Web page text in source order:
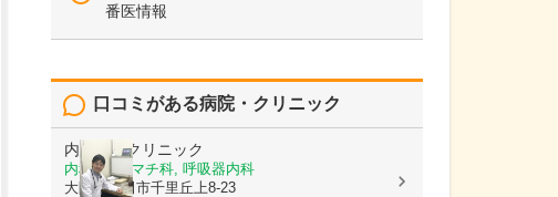
番医情報
口コミがある病院・クリニック
内科吉田クリニック
内科, リウマチ科, 呼吸器内科
大阪府吹田市千里丘上8-23